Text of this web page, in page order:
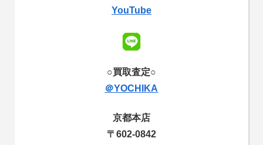
YouTube
○買取査定○
＠YOCHIKA
京都本店
〒602-0842